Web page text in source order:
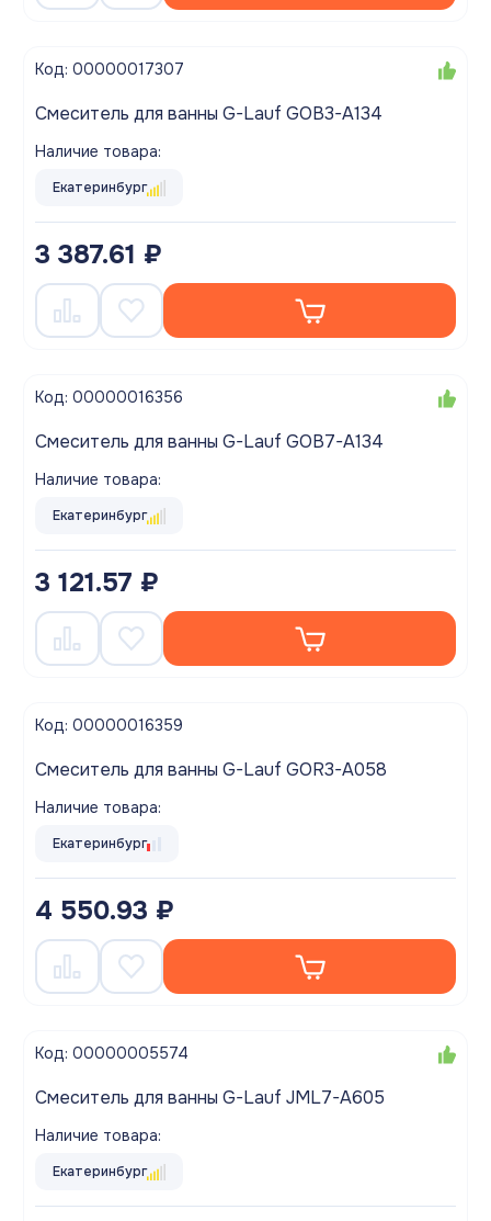
Код: 00000017307
Смеситель для ванны G-Lauf GOB3-A134
Наличие товара:
Екатеринбург
3 387.61 ₽
Код: 00000016356
Смеситель для ванны G-Lauf GOB7-A134
Наличие товара:
Екатеринбург
3 121.57 ₽
Код: 00000016359
Смеситель для ванны G-Lauf GOR3-A058
Наличие товара:
Екатеринбург
4 550.93 ₽
Код: 00000005574
Смеситель для ванны G-Lauf JML7-A605
Наличие товара:
Екатеринбург